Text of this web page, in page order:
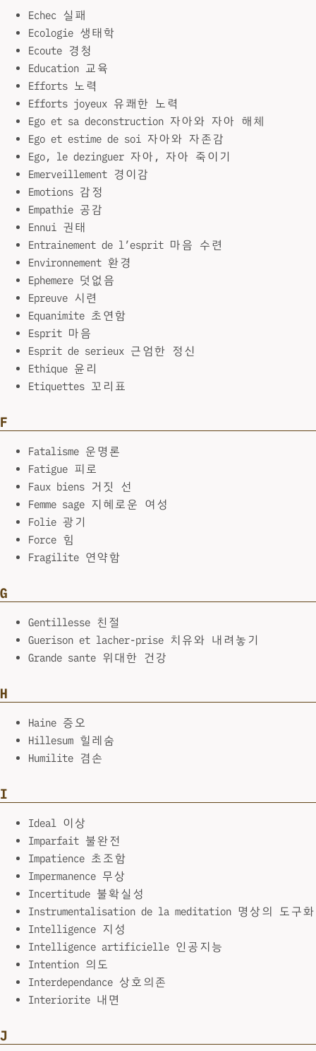
Echec 실패
Ecologie 생태학
Ecoute 경청
Education 교육
Efforts 노력
Efforts joyeux 유쾌한 노력
Ego et sa deconstruction 자아와 자아 해체
Ego et estime de soi 자아와 자존감
Ego, le dezinguer 자아, 자아 죽이기
Emerveillement 경이감
Emotions 감정
Empathie 공감
Ennui 권태
Entrainement de l’esprit 마음 수련
Environnement 환경
Ephemere 덧없음
Epreuve 시련
Equanimite 초연함
Esprit 마음
Esprit de serieux 근엄한 정신
Ethique 윤리
Etiquettes 꼬리표
F
Fatalisme 운명론
Fatigue 피로
Faux biens 거짓 선
Femme sage 지혜로운 여성
Folie 광기
Force 힘
Fragilite 연약함
G
Gentillesse 친절
Guerison et lacher-prise 치유와 내려놓기
Grande sante 위대한 건강
H
Haine 증오
Hillesum 힐레숨
Humilite 겸손
I
Ideal 이상
Imparfait 불완전
Impatience 초조함
Impermanence 무상
Incertitude 불확실성
Instrumentalisation de la meditation 명상의 도구화
Intelligence 지성
Intelligence artificielle 인공지능
Intention 의도
Interdependance 상호의존
Interiorite 내면
J